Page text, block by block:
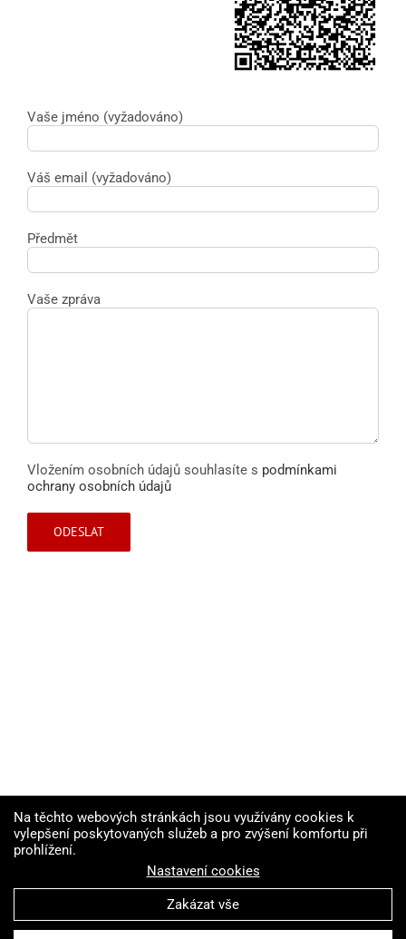
Vaše jméno (vyžadováno)
Váš email (vyžadováno)
Předmět
Vaše zpráva
Vložením osobních údajů souhlasíte s podmínkami
ochrany osobních údajů
Na těchto webových stránkách jsou využívány cookies k
vylepšení poskytovaných služeb a pro zvýšení komfortu při
prohlížení.
Nastavení cookies
Zakázat vše